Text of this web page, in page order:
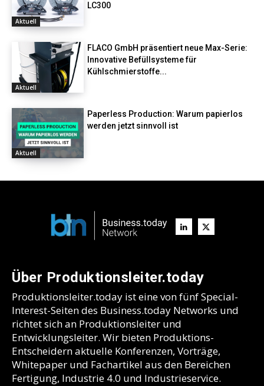
Aktuell
LC300
Aktuell
FLACO GmbH präsentiert neue Max-Serie:
Innovative Befüllsysteme für
Kühlschmierstoffe...
Aktuell
Paperless Production: Warum papierlos
werden jetzt sinnvoll ist
Über Produktionsleiter.today
Produktionsleiter.today ist eine von fünf Special-
Interest-Seiten des Business.today Networks und
richtet sich an Produktionsleiter und
Entwicklungsleiter. Wir bieten Produktions-
Entscheidern aktuelle Konferenzen, Vorträge,
Whitepaper und Fachartikel aus den Bereichen
Fertigung, Industrie 4.0 und Industrieservice.